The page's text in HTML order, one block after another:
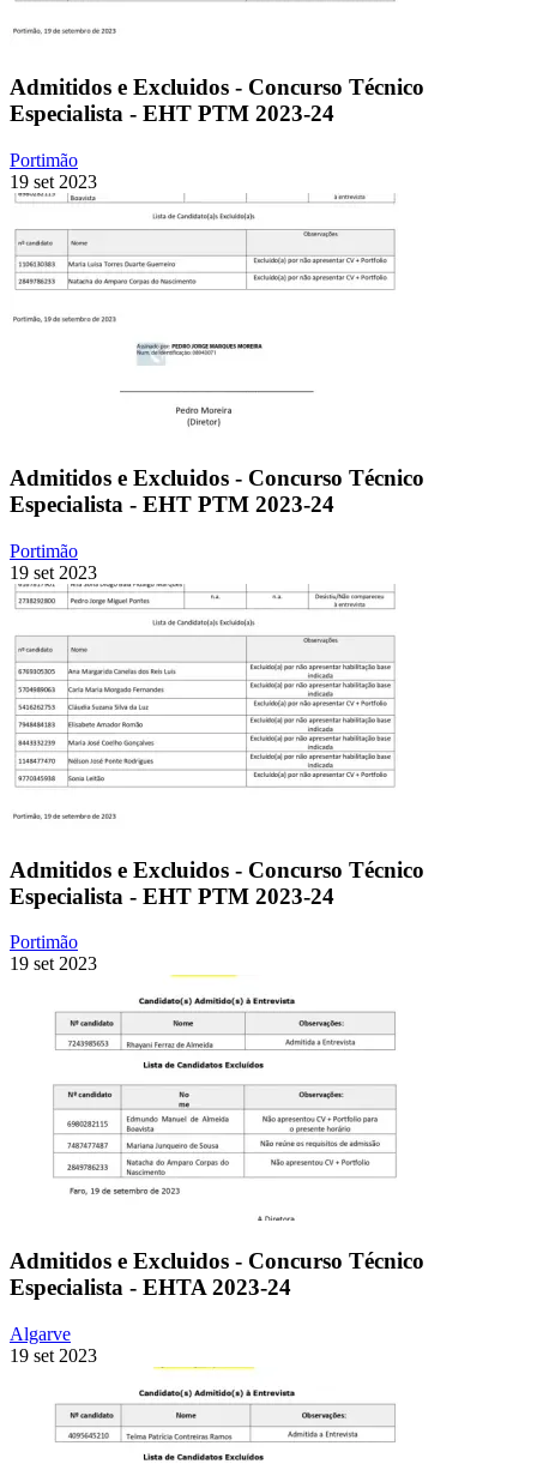
Admitidos e Excluidos - Concurso Técnico
Especialista - EHT PTM 2023-24
Portimão
19 set 2023
Admitidos e Excluidos - Concurso Técnico
Especialista - EHT PTM 2023-24
Portimão
19 set 2023
Admitidos e Excluidos - Concurso Técnico
Especialista - EHT PTM 2023-24
Portimão
19 set 2023
Admitidos e Excluidos - Concurso Técnico
Especialista - EHTA 2023-24
Algarve
19 set 2023